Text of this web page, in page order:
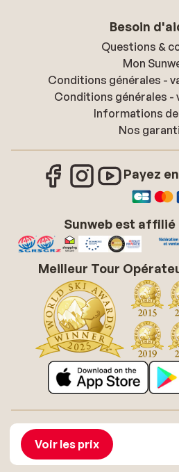
Voir les prix
Besoin
Questions &
Mon
Conditions générales -
Conditions générales -
Informations
Nos
Payez
Sunweb est affilié
Meilleur Tour
À propos de Sunweb
Conditions générales
Déclaration d'accessibilité